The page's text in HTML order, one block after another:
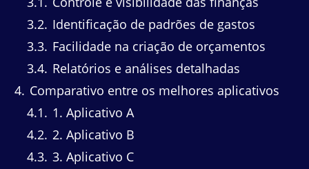
3.2 Identificação de padrões de gastos
3.3 Facilidade na criação de orçamentos
3.4 Relatórios e análises detalhadas
4 Comparativo entre os melhores aplicativos
4.1
1. Aplicativo A
4.2 2. Aplicativo B
4.3 3. Aplicativo C